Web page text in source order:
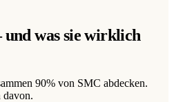
was sie wirklich
90% von SMC abdecken.
davon.